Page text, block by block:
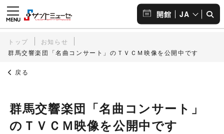
開館 JA
トップ
お知らせ
群馬交響楽団「名曲コンサート」のＴＶＣＭ映像を公開中です
戻る
群馬交響楽団「名曲コンサート」
のＴＶＣＭ映像を公開中です